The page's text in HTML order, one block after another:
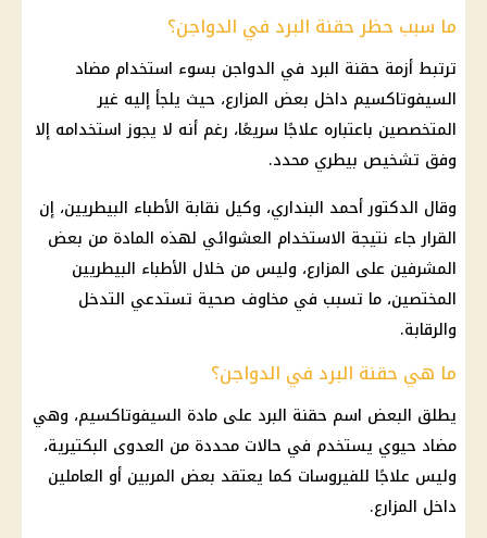
ما سبب حظر حقنة البرد في الدواجن؟
ترتبط أزمة حقنة البرد في الدواجن بسوء استخدام مضاد
السيفوتاكسيم داخل بعض المزارع، حيث يلجأ إليه غير
المتخصصين باعتباره علاجًا سريعًا، رغم أنه لا يجوز استخدامه إلا
وفق تشخيص بيطري محدد.
وقال الدكتور أحمد البنداري، وكيل نقابة الأطباء البيطريين، إن
القرار جاء نتيجة الاستخدام العشوائي لهذه المادة من بعض
المشرفين على المزارع، وليس من خلال الأطباء البيطريين
المختصين، ما تسبب في مخاوف صحية تستدعي التدخل
والرقابة.
ما هي حقنة البرد في الدواجن؟
يطلق البعض اسم حقنة البرد على مادة السيفوتاكسيم، وهي
مضاد حيوي يستخدم في حالات محددة من العدوى البكتيرية،
وليس علاجًا للفيروسات كما يعتقد بعض المربين أو العاملين
داخل المزارع.